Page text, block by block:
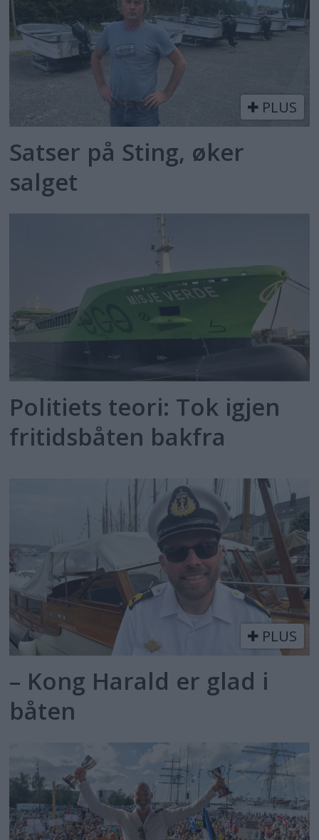
PLUS
Satser på Sting, øker
salget
Politiets teori: Tok igjen
fritidsbåten bakfra
PLUS
– Kong Harald er glad i
båten